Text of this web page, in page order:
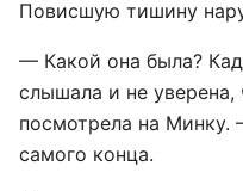
Повисшую тишину
— Какой она была?
слышала и не
посмотрела на
самого конца.